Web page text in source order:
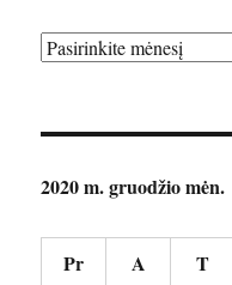
Archyvai
2020 m. gruodžio mėn.
Pr A T